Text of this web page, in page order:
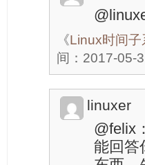
《Linux时间
间：2017-05-
linuxer
@felix
能回答